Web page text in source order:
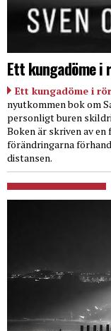
Ett kungadöme
Ett kungadöme i
nyutkommen bok om
personligt buren
Boken är skriven av
förändringarna
distansen.